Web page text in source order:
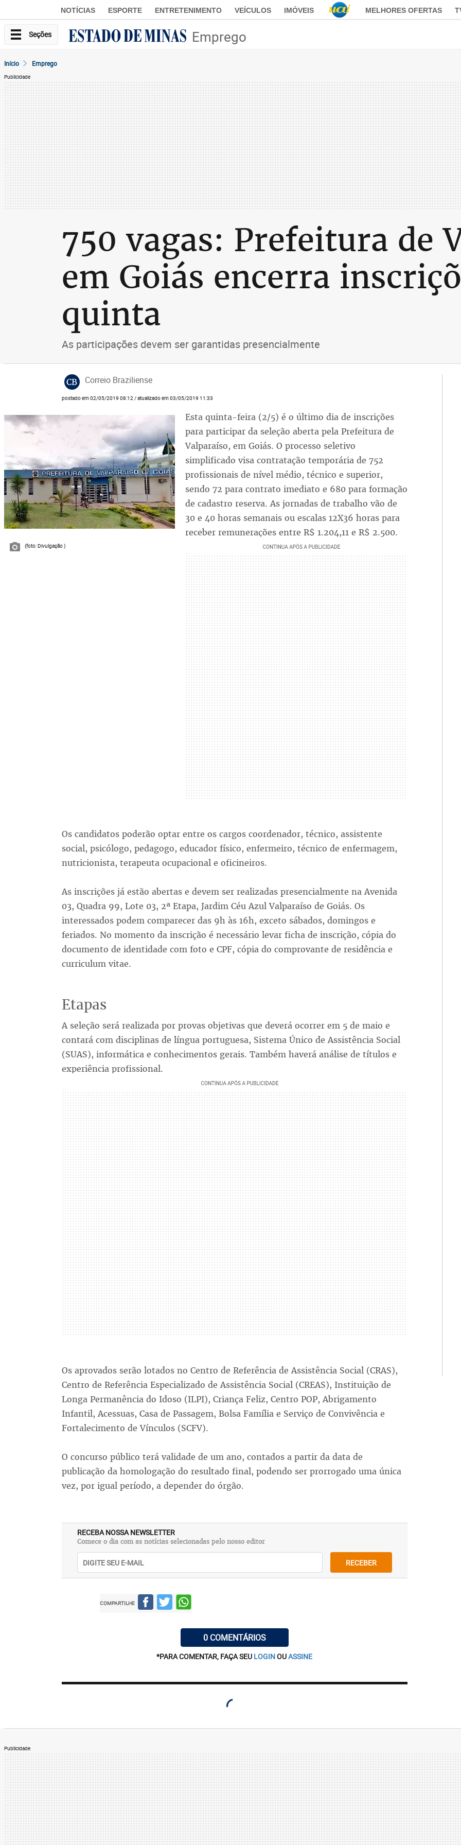
NOTÍCIAS ESPORTE ENTRETENIMENTO VEÍCULOS IMÓVEIS MELHORES OFERTAS
Seções Emprego
Início Emprego
Publicidade
750 vagas: Prefeitura de
em Goiás encerra
quinta
As participações devem ser garantidas presencialmente
CB Correio Braziliense
postado em 02/05/2019 08:12 / atualizado em 03/05/2019 11:33
(foto: Divulgação )
Esta quinta-feira (2/5) é o último dia de inscrições
para participar da seleção aberta pela Prefeitura de
Valparaíso, em Goiás. O processo seletivo
simplificado visa contratação temporária de 752
profissionais de nível médio, técnico e superior,
sendo 72 para contrato imediato e 680 para formação
de cadastro reserva. As jornadas de trabalho vão de
30 e 40 horas semanais ou escalas 12X36 horas para
receber remunerações entre R$ 1.204,11 e R$ 2.500.
Os candidatos poderão optar entre os cargos coordenador, técnico, assistente
social, psicólogo, pedagogo, educador físico, enfermeiro, técnico de enfermagem,
nutricionista, terapeuta ocupacional e oficineiros.
As inscrições já estão abertas e devem ser realizadas presencialmente na Avenida
03, Quadra 99, Lote 03, 2ª Etapa, Jardim Céu Azul Valparaíso de Goiás. Os
interessados podem comparecer das 9h às 16h, exceto sábados, domingos e
feriados. No momento da inscrição é necessário levar ficha de inscrição, cópia do
documento de identidade com foto e CPF, cópia do comprovante de residência e
curriculum vitae.
Etapas
A seleção será realizada por provas objetivas que deverá ocorrer em 5 de maio e
contará com disciplinas de língua portuguesa, Sistema Único de Assistência Social
(SUAS), informática e conhecimentos gerais. Também haverá análise de títulos e
experiência profissional.
Os aprovados serão lotados no Centro de Referência de Assistência Social (CRAS),
Centro de Referência Especializado de Assistência Social (CREAS), Instituição de
Longa Permanência do Idoso (ILPI), Criança Feliz, Centro POP, Abrigamento
Infantil, Acessuas, Casa de Passagem, Bolsa Família e Serviço de Convivência e
Fortalecimento de Vínculos (SCFV).
O concurso público terá validade de um ano, contados a partir da data de
publicação da homologação do resultado final, podendo ser prorrogado uma única
vez, por igual período, a depender do órgão.
RECEBA NOSSA NEWSLETTER
Comece o dia com as notícias selecionadas pelo nosso editor
RECEBER
COMPARTILHE
0 COMENTÁRIOS
*PARA COMENTAR, FAÇA SEU LOGINOUASSINE
Publicidade